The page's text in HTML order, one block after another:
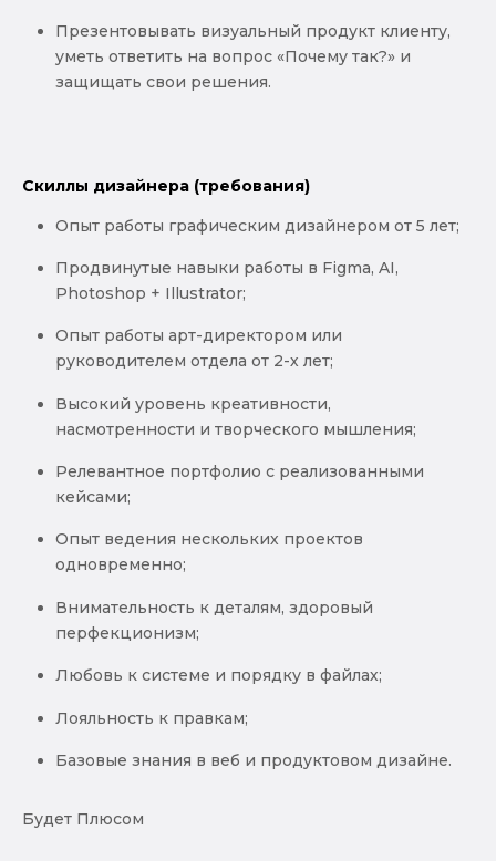
Презентовывать визуальный продукт клиенту,
уметь ответить на вопрос «Почему так?» и
защищать свои решения.
Скиллы дизайнера (требования)
Опыт работы графическим дизайнером от 5 лет;
Продвинутые навыки работы в Figma, AI,
Photoshop + Illustrator;
Опыт работы арт-директором или
руководителем отдела от 2-х лет;
Высокий уровень креативности,
насмотренности и творческого мышления;
Релевантное портфолио с реализованными
кейсами;
Опыт ведения нескольких проектов
одновременно;
Внимательность к деталям, здоровый
перфекционизм;
Любовь к системе и порядку в файлах;
Лояльность к правкам;
Базовые знания в веб и продуктовом дизайне.
Будет Плюсом